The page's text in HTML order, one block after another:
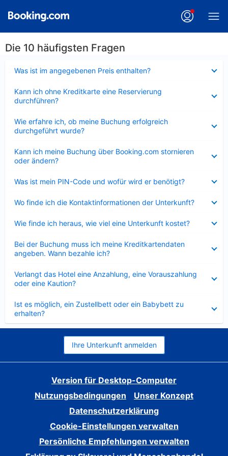
Die 10 häufigsten Fragen
Was ist im angegebenen Preis enthalten?
Kann ich ohne Kreditkarte eine Reservierung
durchführen?
Wie erfahre ich, ob meine Buchung erfolgreich
durchgeführt wurde?
Kann ich meine Buchung über Booking.com stornieren
oder ändern?
Was ist mein PIN-Code und wofür wird er benötigt?
Wo finde ich die Kontaktinformationen der Unterkunft?
Wie finde ich heraus, wie viel eine Unterkunft kostet?
Bei der Buchung muss ich meine Kreditkartendaten
angeben. Wann bezahle ich?
Verlangt das Hotel eine Anzahlung, eine Vorauszahlung
oder eine Kaution?
Ist es möglich, ein Zustellbett oder ein Babybett zu
erhalten?
Ihre Unterkunft anmelden
Version für Desktop-Computer
Nutzungsbedingungen
Unser Konzept
Datenschutzerklärung
Cookie-Einstellungen verwalten
Persönliche Empfehlungen verwalten